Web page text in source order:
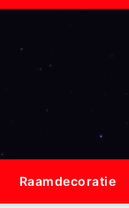
Raamdecoratie